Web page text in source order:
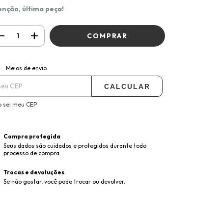
última peça!
para o CEP:
Meios de envio
CALCULAR
sei meu CEP
Compra protegida
Seus dados são cuidados e protegidos durante todo
processo de compra.
Trocas e devoluções
Se não gostar, você pode trocar ou devolver.